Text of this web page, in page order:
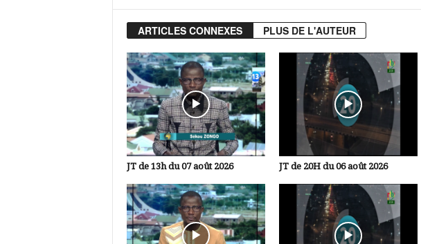
ARTICLES CONNEXES PLUS DE L'AUTEUR
JT de 13h du 07 août 2026 JT de 20H du 06 août 2026